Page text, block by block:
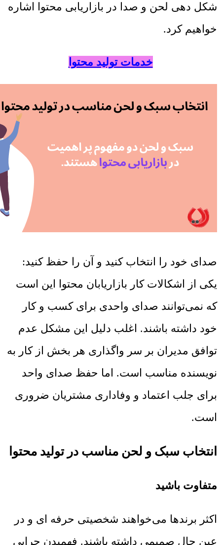
شکل دهی لحن و صدا در بازاریابی محتوا اشاره
خواهیم کرد.
خدمات تولید محتوا
صدای خود را انتخاب کنید و آن را حفظ کنید:
یکی از اشکالات کار بازاریابان محتوا این است
که نمی‌توانند صدای واحدی برای کسب و کار
خود داشته باشند. اغلب دلیل این مشکل عدم
توافق مدیران بر سر واگذاری هر بخش از کار به
نویسنده مناسب است. اما حفظ صدای واحد
برای جلب اعتماد و وفاداری مشتریان ضروری
است.
انتخاب سبک و لحن مناسب در تولید محتوا
متفاوت باشید
اکثر برندها می‌خواهند شخصیتی حرفه ای و در
عین حال صمیمی داشته باشند. فهمیدن چرایی